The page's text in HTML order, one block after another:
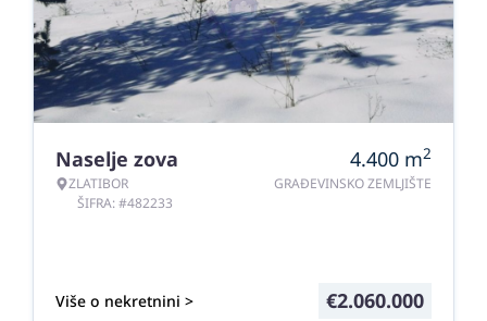
Naselje zova
ZLATIBOR
ŠIFRA: #482233
4.400 m2
GRAĐEVINSKO ZEMLJIŠTE
Više o nekretnini > €2.060.000